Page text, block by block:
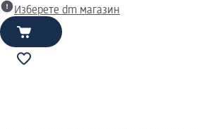
Изберете dm магазин